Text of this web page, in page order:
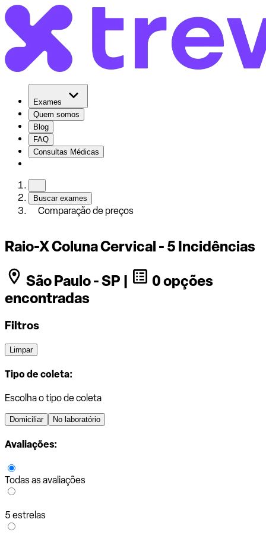
Exames
Quem somos
Blog
FAQ
Consultas Médicas
Buscar exames
Comparação de preços
Raio-X Coluna Cervical - 5 Incidências
São Paulo - SP |
0 opções
encontradas
Filtros
Limpar
Tipo de coleta:
Escolha o tipo de coleta
Domiciliar No laboratório
Avaliações:
Todas as avaliações
5 estrelas